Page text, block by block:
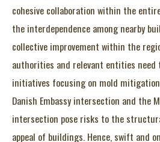
cohesive collaboration within the
the interdependence among nearby
collective improvement within the
authorities and relevant entities need
initiatives focusing on mold
Danish Embassy intersection and the
intersection pose risks to the
appeal of buildings. Hence, swift and